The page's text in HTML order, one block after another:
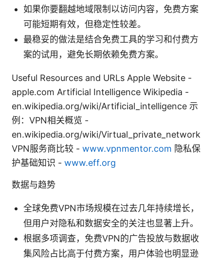
如果你要翻越地域限制以访问内容，免费方案
可能短期有效，但稳定性较差。
最稳妥的做法是结合免费工具的学习和付费方
案的试用，避免长期依赖免费方案。
Useful Resources and URLs Apple Website -
apple.com Artificial Intelligence Wikipedia -
en.wikipedia.org/wiki/Artificial_intelligence 示
例：VPN相关概览 -
en.wikipedia.org/wiki/Virtual_private_network
VPN服务商比较 - www.vpnmentor.com 隐私保
护基础知识 - www.eff.org
数据与趋势
全球免费VPN市场规模在过去几年持续增长，
但用户对隐私和数据安全的关注也显著上升。
根据多项调查，免费VPN的广告投放与数据收
集风险占比高于付费方案，用户体验也明显逊